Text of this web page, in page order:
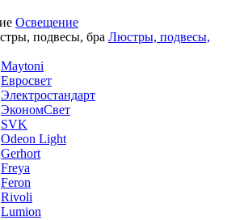
Освещение
Люстры, подвесы,
Maytoni
Евросвет
Электростандарт
ЭкономСвет
SVK
Odeon Light
Gerhort
Freya
Feron
Rivoli
Lumion